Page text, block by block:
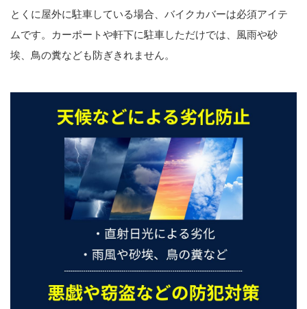
とくに屋外に駐車している場合、バイクカバーは必須アイテ
ムです。カーポートや軒下に駐車しただけでは、風雨や砂
埃、鳥の糞なども防ぎきれません。